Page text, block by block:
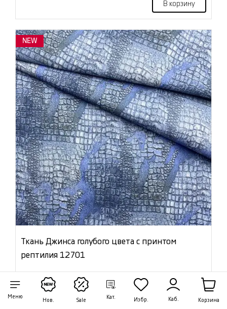
Меню
Нов. Sale
Кат. Избр. Каб. Корзина
В корзину
NEW
Ткань Джинса голубого цвета с принтом
рептилия 12701
2 136 ₽/м
Артикул: 12701